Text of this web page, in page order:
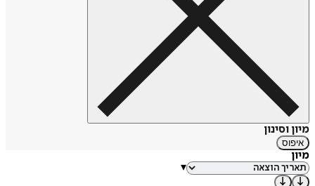
מיון וסינון
איפוס
מיון
▾